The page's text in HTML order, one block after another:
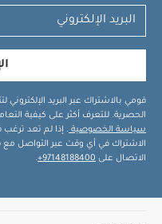
قومي بالاشتراك عبر البريد
الحصرية. للتعرف أكثر على كيفية
سياسة الخصوصية . إذا لم تعد ترغب
الاشتراك في أي وقت عبر التواصل مع
الاتصال على 97148188400+
.